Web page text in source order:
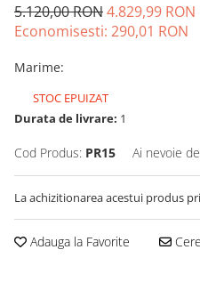
5.120,00 RON4.829,99 RON
Economisesti: 290,01 RON
Marime:
STOC EPUIZAT
Durata de livrare: 1
Cod Produs: PR15 Ai nevoie
La achizitionarea acestui produs
Adauga la Favorite